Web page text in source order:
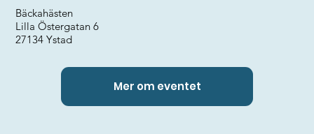
Bäckahästen
Lilla Östergatan 6
27134 Ystad
Mer om eventet